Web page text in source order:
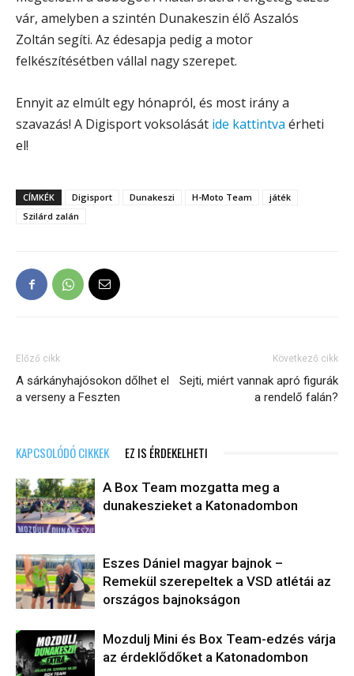
vár, amelyben a szintén Dunakeszin élő Aszalós
Zoltán segíti. Az édesapja pedig a motor
felkészítésétben vállal nagy szerepet.
Ennyit az elmúlt egy hónapról, és most irány a
szavazás! A Digisport voksolását ide kattintva érheti
el!
CÍMKÉK Digisport Dunakeszi H-Moto Team
játék
Szilárd zalán
Előző cikk
A sárkányhajósokon dőlhet el
a verseny a Feszten
Következő cikk
Sejti, miért vannak apró figurák
a rendelő falán?
KAPCSOLÓDÓ CIKKEK EZ IS ÉRDEKELHETI
A Box Team mozgatta meg a
dunakeszieket a Katonadombon
Eszes Dániel magyar bajnok –
Remekül szerepeltek a VSD atlétái az
országos bajnokságon
Mozdulj Mini és Box Team-edzés várja
az érdeklődőket a Katonadombon